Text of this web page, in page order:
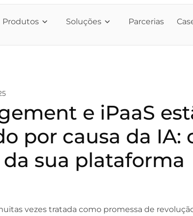
Produtos Soluções Parcerias
e iPaaS
por causa da IA:
sua plataforma
vezes tratada como promessa de